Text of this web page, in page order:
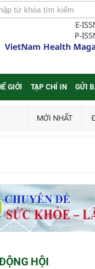
E-
P-
VietNam Health
GIỚI TẠP CHÍ IN GỬI
MỚI NHẤT
HỘI